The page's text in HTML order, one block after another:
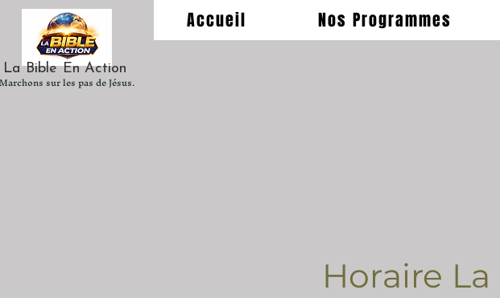
La Bible En Action
Marchons sur les pas de Jésus.
Accueil Nos Programmes
Horaire